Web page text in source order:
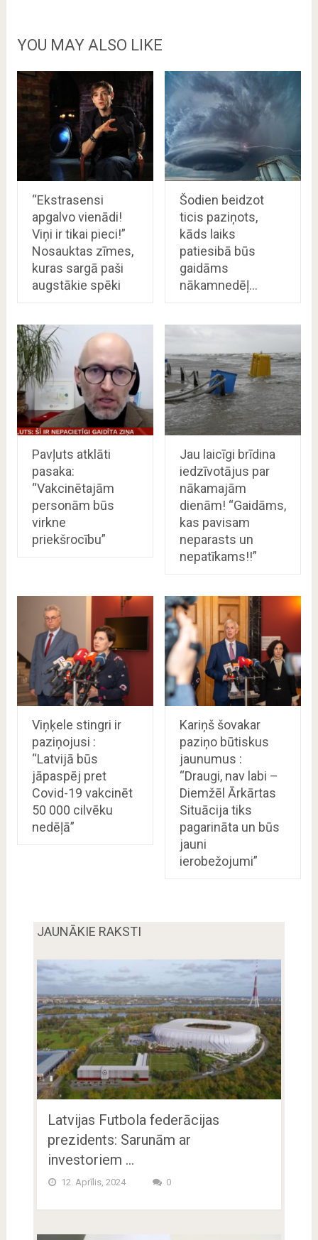
YOU MAY ALSO LIKE
“Ekstrasensi
apgalvo vienādi!
Viņi ir tikai pieci!”
Nosauktas zīmes,
kuras sargā paši
augstākie spēki
Šodien beidzot
ticis paziņots,
kāds laiks
patiesibā būs
gaidāms
nākamnedēļ…
Pavļuts atklāti
pasaka:
“Vakcinētajām
personām būs
virkne
priekšrocību”
Jau laicīgi brīdina
iedzīvotājus par
nākamajām
dienām! “Gaidāms,
kas pavisam
neparasts un
nepatīkams!!”
Viņķele stingri ir
paziņojusi :
“Latvijā būs
jāpaspēj pret
Covid-19 vakcinēt
50 000 cilvēku
nedēļā”
Kariņš šovakar
paziņo būtiskus
jaunumus :
“Draugi, nav labi –
Diemžēl Ārkārtas
Situācija tiks
pagarināta un būs
jauni
ierobežojumi”
JAUNĀKIE RAKSTI
Latvijas Futbola federācijas
prezidents: Sarunām ar
investoriem …
12. Aprīlis, 2024 0